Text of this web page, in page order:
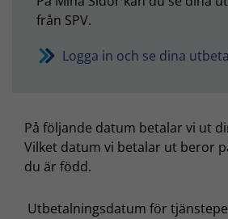
från SPV.
Logga in och se dina
På följande datum betalar vi ut
Vilket datum vi betalar ut beror
du är född.
Utbetalningsdatum för